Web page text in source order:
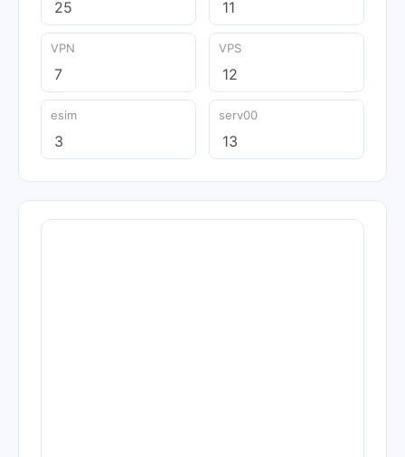
25 11
VPN
7
VPS
12
esim
3
serv00
13